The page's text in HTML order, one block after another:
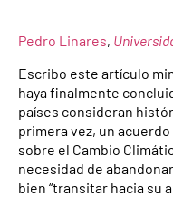
Pedro Linares,
Escribo este artículo
haya finalmente
países consideran
primera vez, un
sobre el Cambio
necesidad de
bien “transitar hacia su